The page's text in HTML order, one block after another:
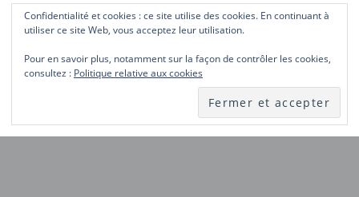
Courriel :
femmes.solidaires@wanadoo.frS’ouvre
dans
application
ABONNEZ-VOUS AU SITE
Confidentialité et cookies : ce site utilise des cookies. En continuant à
utiliser ce site Web, vous acceptez leur utilisation.
Pour en savoir plus, notamment sur la façon de contrôler les cookies,
consultez : Politique relative aux cookies